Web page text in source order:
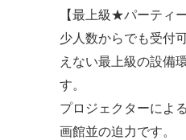
【最上級★パーティ
少人数からでも受付
えない最上級の設備
す。
プロジェクターによ
画館並の迫力です。